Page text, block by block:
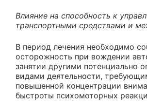
Влияние на способность к
транспортными средствами и
В период лечения необходимо
осторожность при вождении
занятии другими потенциально
видами деятельности,
повышенной концентрации
быстроты психомоторных